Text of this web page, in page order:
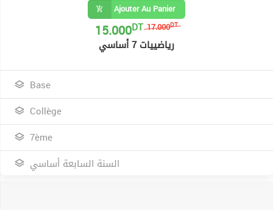
Ajouter Au Panier
17.000DT
15.000DT
رياضييات 7 أساسي
Base
Collège
7ème
السنة السابعة أساسي